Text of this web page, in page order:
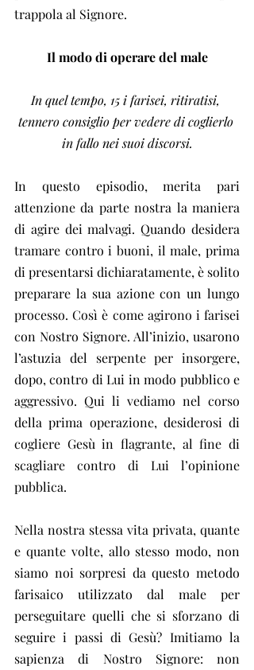
trappola al Signore.
Il modo di operare del male
In quel tempo, 15 i farisei, ritiratisi,
tennero consiglio per vedere di coglierlo
in fallo nei suoi discorsi.
In questo episodio, merita pari
attenzione da parte nostra la maniera
di agire dei malvagi. Quando desidera
tramare contro i buoni, il male, prima
di presentarsi dichiaratamente, è solito
preparare la sua azione con un lungo
processo. Così è come agirono i farisei
con Nostro Signore. All’inizio, usarono
l’astuzia del serpente per insorgere,
dopo, contro di Lui in modo pubblico e
aggressivo. Qui li vediamo nel corso
della prima operazione, desiderosi di
cogliere Gesù in flagrante, al fine di
scagliare contro di Lui l’opinione
pubblica.
Nella nostra stessa vita privata, quante
e quante volte, allo stesso modo, non
siamo noi sorpresi da questo metodo
farisaico utilizzato dal male per
perseguitare quelli che si sforzano di
seguire i passi di Gesù? Imitiamo la
sapienza di Nostro Signore: non